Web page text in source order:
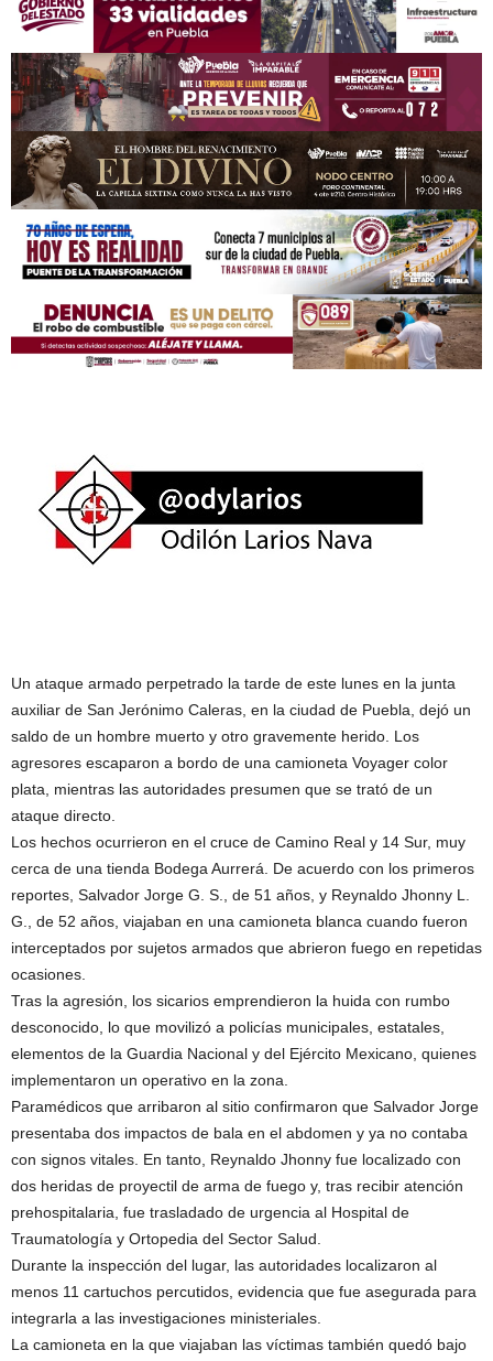
Un ataque armado perpetrado la tarde de este lunes en la junta
auxiliar de San Jerónimo Caleras, en la ciudad de Puebla, dejó un
saldo de un hombre muerto y otro gravemente herido. Los
agresores escaparon a bordo de una camioneta Voyager color
plata, mientras las autoridades presumen que se trató de un
ataque directo.
Los hechos ocurrieron en el cruce de Camino Real y 14 Sur, muy
cerca de una tienda Bodega Aurrerá. De acuerdo con los primeros
reportes, Salvador Jorge G. S., de 51 años, y Reynaldo Jhonny L.
G., de 52 años, viajaban en una camioneta blanca cuando fueron
interceptados por sujetos armados que abrieron fuego en repetidas
ocasiones.
Tras la agresión, los sicarios emprendieron la huida con rumbo
desconocido, lo que movilizó a policías municipales, estatales,
elementos de la Guardia Nacional y del Ejército Mexicano, quienes
implementaron un operativo en la zona.
Paramédicos que arribaron al sitio confirmaron que Salvador Jorge
presentaba dos impactos de bala en el abdomen y ya no contaba
con signos vitales. En tanto, Reynaldo Jhonny fue localizado con
dos heridas de proyectil de arma de fuego y, tras recibir atención
prehospitalaria, fue trasladado de urgencia al Hospital de
Traumatología y Ortopedia del Sector Salud.
Durante la inspección del lugar, las autoridades localizaron al
menos 11 cartuchos percutidos, evidencia que fue asegurada para
integrarla a las investigaciones ministeriales.
La camioneta en la que viajaban las víctimas también quedó bajo